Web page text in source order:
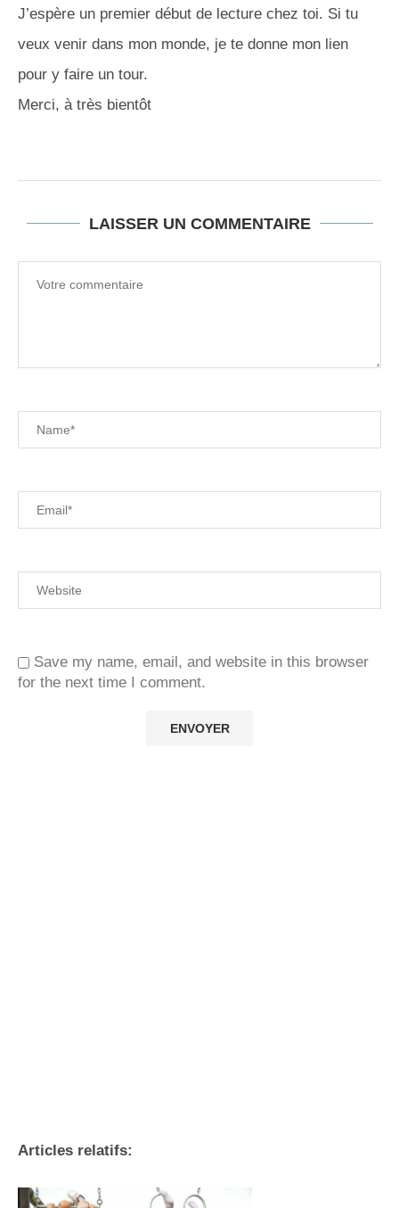
J’espère un premier début de lecture chez toi. Si tu
veux venir dans mon monde, je te donne mon lien
pour y faire un tour.
Merci, à très bientôt
LAISSER UN COMMENTAIRE
Save my name, email, and website in this browser
for the next time I comment.
Articles relatifs: